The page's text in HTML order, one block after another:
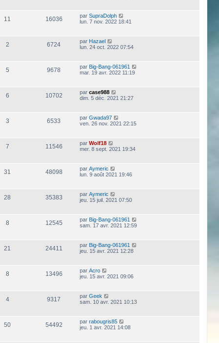
11 16036 par SupraDolph
lun. 7 nov. 2022 18:41
2 6724 par Hazael
lun. 24 oct. 2022 07:54
5 9678 par Big-Bang-061961
mar. 19 avr. 2022 11:19
6 10702 par case988
dim. 5 déc. 2021 21:27
3 6533 par Gwada97
ven. 26 nov. 2021 22:15
7 11546 par Wolf18
mer. 8 sept. 2021 19:34
31 48098 par Aymeric
lun. 9 août 2021 19:46
28 35383 par Aymeric
jeu. 15 juil. 2021 07:50
8 12545 par Big-Bang-061961
sam. 17 avr. 2021 12:59
21 24411 par Big-Bang-061961
jeu. 15 avr. 2021 12:28
8 13496 par Acro
jeu. 15 avr. 2021 09:06
4 9317 par Geek
sam. 10 avr. 2021 10:13
50 54492 par rabougris85
jeu. 1 avr. 2021 14:08